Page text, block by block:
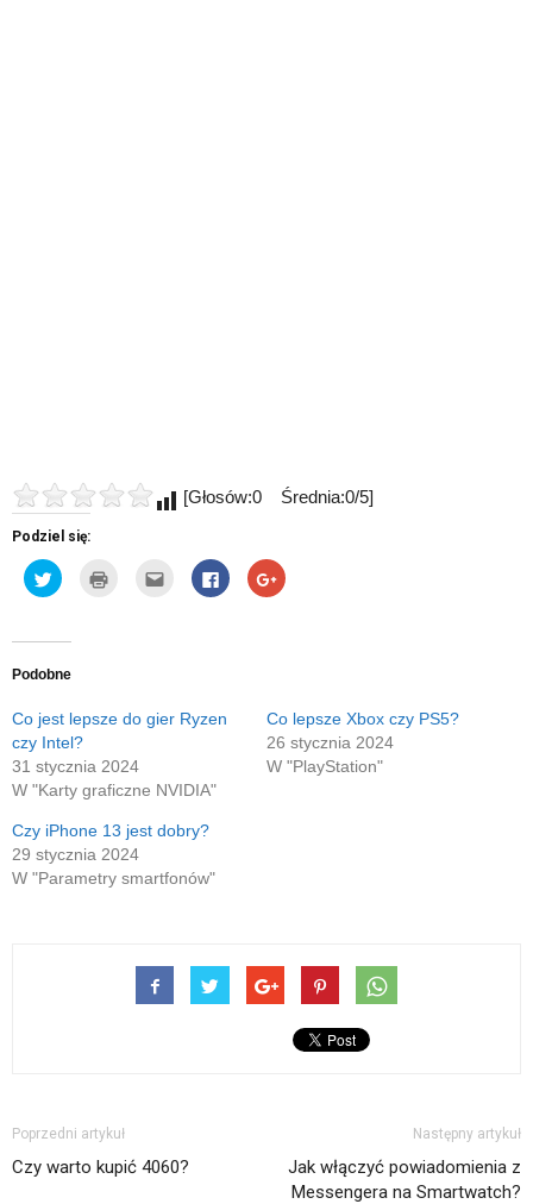
[Głosów:0 Średnia:0/5]
Podziel się:
Udostępnij
na
nowym
Kliknij
wydrukować(Otwiera
Kliknij,
wysłać
w
nowym
Click
to
share
Click
to
Podobne
Co jest lepsze do gier Ryzen
czy Intel?
31 stycznia 2024
W "Karty graficzne NVIDIA"
Co lepsze Xbox czy PS5?
26 stycznia 2024
W "PlayStation"
Czy iPhone 13 jest dobry?
29 stycznia 2024
W "Parametry smartfonów"
Poprzedni artykuł
Czy warto kupić 4060?
Następny artykuł
Jak włączyć powiadomienia z
Messengera na Smartwatch?